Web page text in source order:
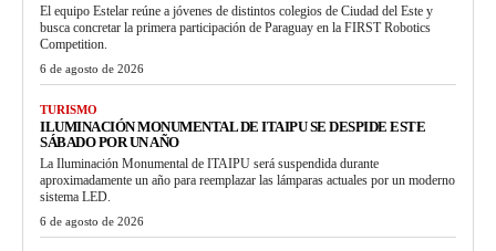
El equipo Estelar reúne a jóvenes de distintos colegios de Ciudad del Este y
busca concretar la primera participación de Paraguay en la FIRST Robotics
Competition.
6 de agosto de 2026
TURISMO
ILUMINACIÓN MONUMENTAL DE ITAIPU SE DESPIDE ESTE
SÁBADO POR UN AÑO
La Iluminación Monumental de ITAIPU será suspendida durante
aproximadamente un año para reemplazar las lámparas actuales por un moderno
sistema LED.
6 de agosto de 2026